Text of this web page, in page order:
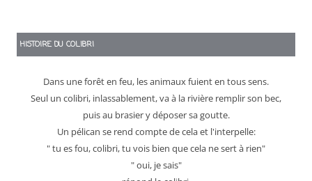
HISTOIRE DU COLIBRI
Dans une forêt en feu, les animaux fuient en tous sens.
Seul un colibri, inlassablement, va à la rivière remplir son bec,
puis au brasier y déposer sa goutte.
Un pélican se rend compte de cela et l'interpelle:
" tu es fou, colibri, tu vois bien que cela ne sert à rien"
" oui, je sais"